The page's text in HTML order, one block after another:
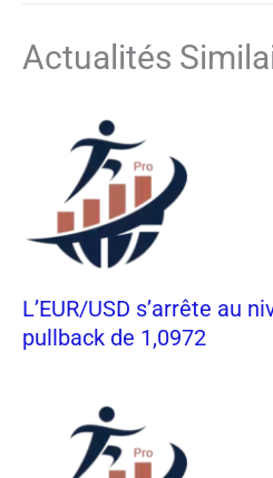
Actualités
L’EUR/USD s’arrête au
pullback de 1,0972